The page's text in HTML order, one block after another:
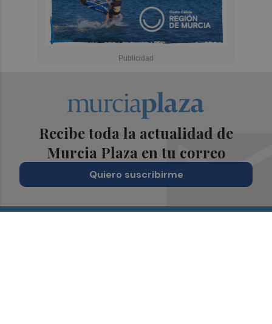
Recibe toda la actualidad de
Murcia Plaza en tu correo
Quiero suscribirme